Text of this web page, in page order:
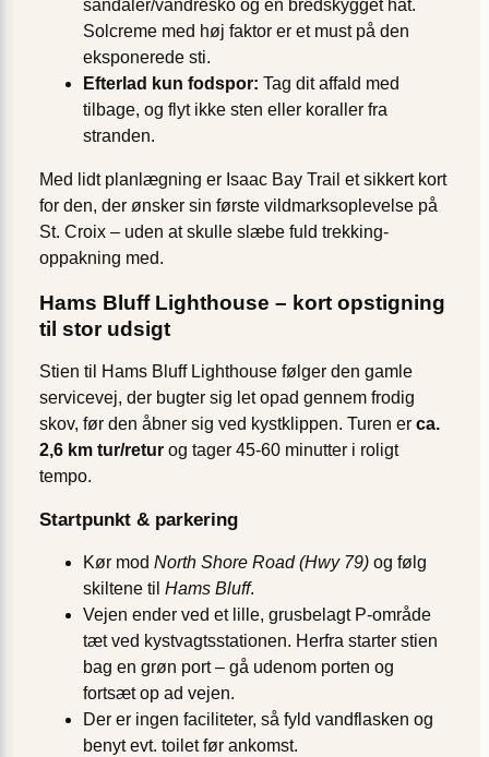
sandaler/vandresko og en bredskygget hat.
Solcreme med høj faktor er et must på den
eksponerede sti.
Efterlad kun fodspor: Tag dit affald med
tilbage, og flyt ikke sten eller koraller fra
stranden.
Med lidt planlægning er Isaac Bay Trail et sikkert kort
for den, der ønsker sin første vildmarksoplevelse på
St. Croix – uden at skulle slæbe fuld trekking-
oppakning med.
Hams Bluff Lighthouse – kort opstigning
til stor udsigt
Stien til Hams Bluff Lighthouse følger den gamle
servicevej, der bugter sig let opad gennem frodig
skov, før den åbner sig ved kystklippen. Turen er ca.
2,6 km tur/retur og tager 45-60 minutter i roligt
tempo.
Startpunkt & parkering
Kør mod North Shore Road (Hwy 79) og følg
skiltene til Hams Bluff.
Vejen ender ved et lille, grusbelagt P-område
tæt ved kystvagtsstationen. Herfra starter stien
bag en grøn port – gå udenom porten og
fortsæt op ad vejen.
Der er ingen faciliteter, så fyld vandflasken og
benyt evt. toilet før ankomst.